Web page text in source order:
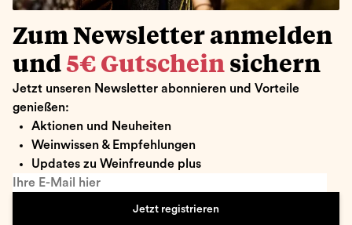
Zum Newsletter anmelden
und 5€ Gutschein sichern
Jetzt unseren Newsletter abonnieren und Vorteile
genießen:
Aktionen und Neuheiten
Weinwissen & Empfehlungen
Updates zu Weinfreunde plus
Ihre E-Mail hier
Jetzt registrieren